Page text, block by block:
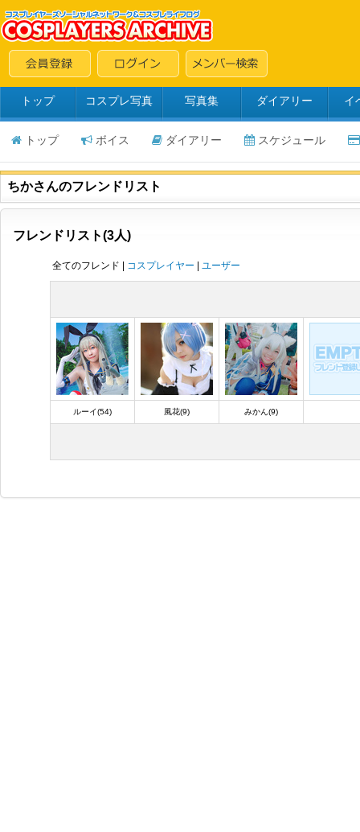
トップ コスプレ写真 写真集 ダイアリー イ
トップ ボイス ダイアリー スケジュール
ちかさんのフレンドリスト
フレンドリスト(3人)
全てのフレンド | コスプレイヤー ユーザー
ルーイ(54) 風花(9) みかん(9)